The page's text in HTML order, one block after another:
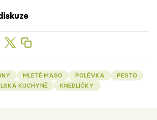
MLETÉ MASO POLÉVKA
PESTO
KUCHYNĚ KNEDLÍČKY